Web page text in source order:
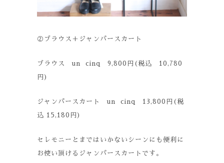
②ブラウス＋ジャンパースカート
ブラウス un cinq 9,800円(税込 10,780
円)
ジャンパースカート un cinq 13,800円(税
込 15,180円)
セレモニーとまではいかないシーンにも便利に
お使い頂けるジャンパースカートです。